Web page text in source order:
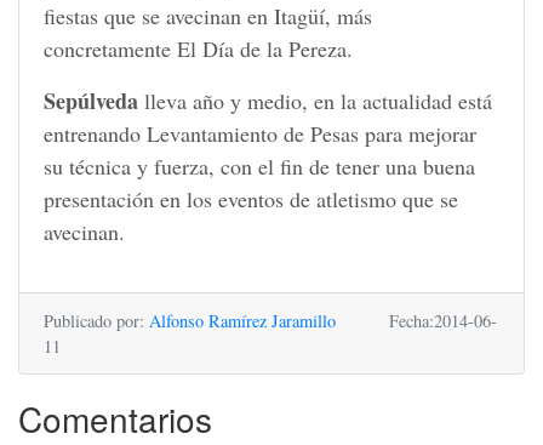
fiestas que se avecinan en Itagüí, más
concretamente El Día de la Pereza.
Sepúlveda lleva año y medio, en la actualidad está
entrenando Levantamiento de Pesas para mejorar
su técnica y fuerza, con el fin de tener una buena
presentación en los eventos de atletismo que se
avecinan.
Publicado por: Alfonso Ramírez Jaramillo Fecha:2014-06-
11
Comentarios